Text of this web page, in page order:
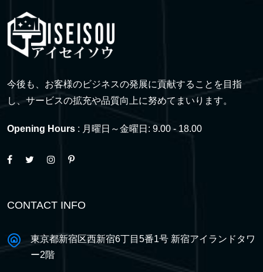
今後も、お客様のビジネスの発展に貢献することを目指
し、サービスの拡充や品質向上に努めてまいります。
Opening Hours : 月曜日～金曜日: 9.00 - 18.00
CONTACT INFO
東京都新宿区西新宿6丁目5番1号 新宿アイランドタワ
ー2階